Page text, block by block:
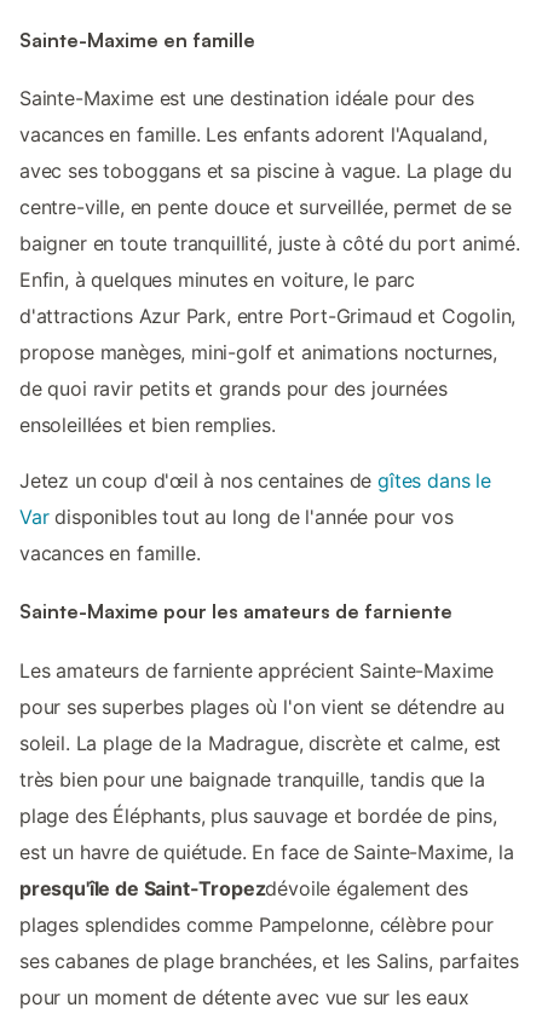
Sainte-Maxime en famille
Sainte-Maxime est une destination idéale pour des
vacances en famille. Les enfants adorent l'Aqualand,
avec ses toboggans et sa piscine à vague. La plage du
centre-ville, en pente douce et surveillée, permet de se
baigner en toute tranquillité, juste à côté du port animé.
Enfin, à quelques minutes en voiture, le parc
d'attractions Azur Park, entre Port-Grimaud et Cogolin,
propose manèges, mini-golf et animations nocturnes,
de quoi ravir petits et grands pour des journées
ensoleillées et bien remplies.
Jetez un coup d'œil à nos centaines degîtes dans le
Vardisponibles tout au long de l'année pour vos
vacances en famille.
Sainte-Maxime pour les amateurs de farniente
Les amateurs de farniente apprécient Sainte-Maxime
pour ses superbes plages où l'on vient se détendre au
soleil. La plage de la Madrague, discrète et calme, est
très bien pour une baignade tranquille, tandis que la
plage des Éléphants, plus sauvage et bordée de pins,
est un havre de quiétude. En face de Sainte-Maxime, la
presqu'île de Saint-Tropezdévoile également des
plages splendides comme Pampelonne, célèbre pour
ses cabanes de plage branchées, et les Salins, parfaites
pour un moment de détente avec vue sur les eaux